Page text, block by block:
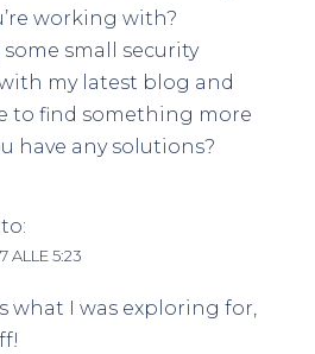
working with?
some small security
my latest blog and
to find something more
have any solutions?
ALLE 5:23
what I was exploring for,